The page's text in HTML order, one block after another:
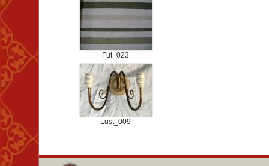
Fut_023
Lust_009